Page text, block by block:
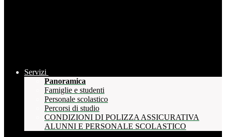
Servizi
Panoramica
Famiglie e studenti
Personale scolastico
Percorsi di studio
CONDIZIONI DI POLIZZA ASSICURATIVA
ALUNNI E PERSONALE SCOLASTICO